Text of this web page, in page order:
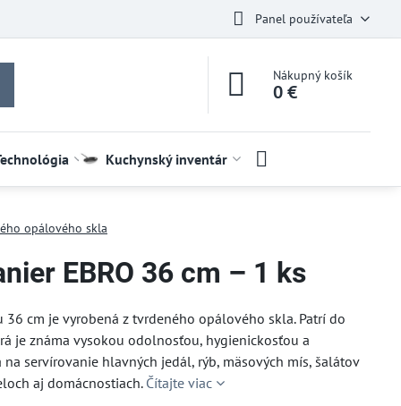
Panel používateľa
Nákupný košík
0 €
Kuchynský inventár
opálového skla
EBRO 36 cm – 1 ks
36 cm je vyrobená z tvrdeného opálového skla. Patrí do
je známa vysokou odolnosťou, hygienickosťou a
servírovanie hlavných jedál, rýb, mäsových mís, šalátov
aj domácnostiach.Čítajte viac